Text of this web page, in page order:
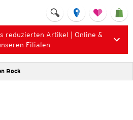
reduzierten Artikel | Online &
Filialen
Rock